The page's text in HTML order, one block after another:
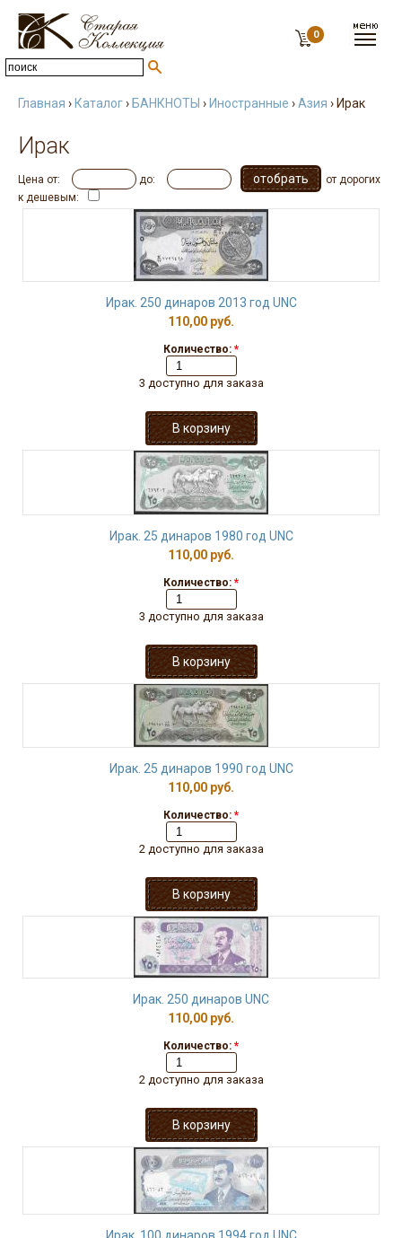
0
Главная › Каталог› БАНКНОТЫ › Иностранные ›Азия › Ирак
Ирак
Цена от: до:
от дорогих
к дешевым:
Ирак. 250 динаров 2013 год UNC
110,00 руб.
Количество: *
3 доступно для заказа
Ирак. 25 динаров 1980 год UNC
110,00 руб.
Количество: *
3 доступно для заказа
Ирак. 25 динаров 1990 год UNC
110,00 руб.
Количество: *
2 доступно для заказа
Ирак. 250 динаров UNC
110,00 руб.
Количество: *
2 доступно для заказа